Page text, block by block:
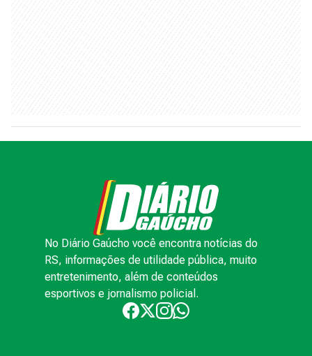
No Diário Gaúcho você encontra notícias do
RS, informações de utilidade pública, muito
entretenimento, além de conteúdos
esportivos e jornalismo policial.